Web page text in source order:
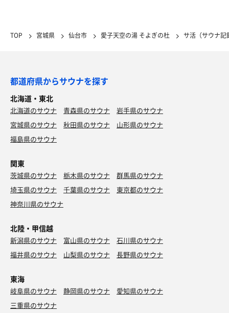
TOP 宮城県 仙台市 愛子天空の湯 そよぎの杜 サ活（サウナ記
都道府県からサウナを探す
北海道・東北
北海道のサウナ 青森県のサウナ
岩手県のサウナ
宮城県のサウナ
秋田県のサウナ
山形県のサウナ
福島県のサウナ
関東
茨城県のサウナ 栃木県のサウナ
群馬県のサウナ
埼玉県のサウナ
千葉県のサウナ
東京都のサウナ
神奈川県のサウナ
北陸・甲信越
新潟県のサウナ 富山県のサウナ
石川県のサウナ
福井県のサウナ
山梨県のサウナ 長野県のサウナ
東海
岐阜県のサウナ 静岡県のサウナ
愛知県のサウナ
三重県のサウナ